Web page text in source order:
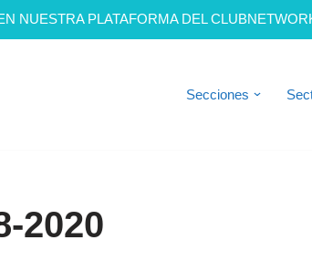
NUESTRA PLATAFORMA DEL
Secciones
2020